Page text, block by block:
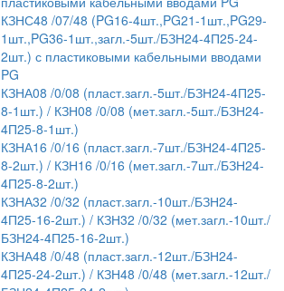
КЗНС48 /07/48 (PG16-4шт.,PG21-1шт.,PG29-
1шт.,PG36-1шт.,загл.-5шт./БЗН24-4П25-24-
2шт.) с пластиковыми кабельными вводами
PG
КЗНА08 /0/08 (пласт.загл.-5шт./БЗН24-4П25-
8-1шт.) / КЗН08 /0/08 (мет.загл.-5шт./БЗН24-
4П25-8-1шт.)
КЗНА16 /0/16 (пласт.загл.-7шт./БЗН24-4П25-
8-2шт.) / КЗН16 /0/16 (мет.загл.-7шт./БЗН24-
4П25-8-2шт.)
КЗНА32 /0/32 (пласт.загл.-10шт./БЗН24-
4П25-16-2шт.) / КЗН32 /0/32 (мет.загл.-10шт./
БЗН24-4П25-16-2шт.)
КЗНА48 /0/48 (пласт.загл.-12шт./БЗН24-
4П25-24-2шт.) / КЗН48 /0/48 (мет.загл.-12шт./